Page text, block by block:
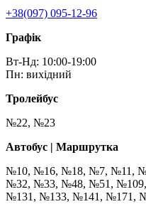
+38(097) 095-12-96
Графік
Вт-Нд: 10:00-19:00
Пн: вихідний
Тролейбус
№22, №23
Автобус | Маршрутка
№10, №16, №18, №7, №11,
№32, №33, №48, №51,
№131, №133, №141, №171,